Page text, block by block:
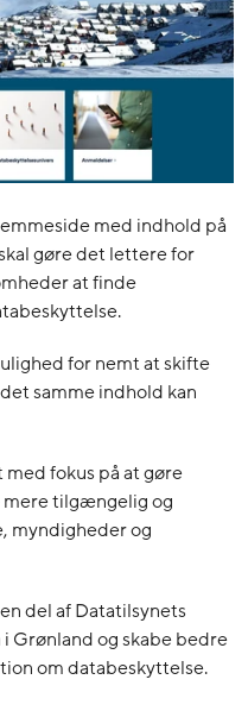
med indhold på
gøre det lettere for
at finde
for nemt at skifte
samme indhold kan
fokus på at gøre
tilgængelig og
myndigheder og
del af Datatilsynets
Grønland og skabe bedre
om databeskyttelse.